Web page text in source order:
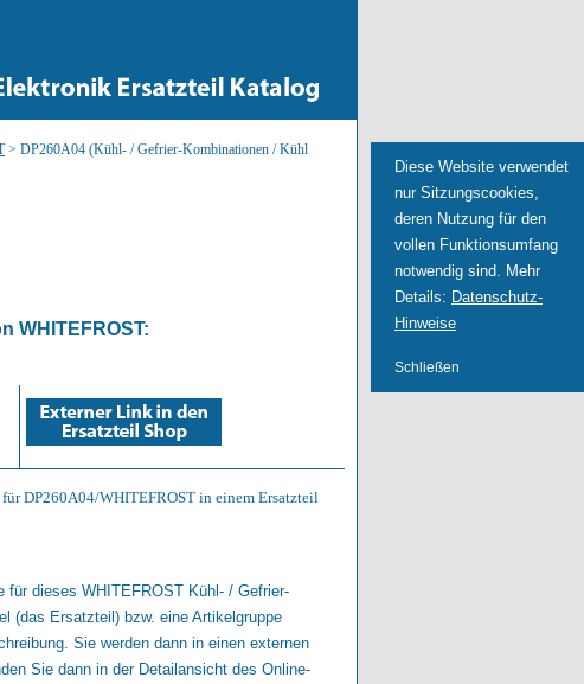
Diese Website verwendet
nur Sitzungscookies,
deren Nutzung für den
vollen Funktionsumfang
notwendig sind. Mehr
Details: Datenschutz-
Hinweise
Schließen
WHITEFROST:
DP260A04/WHITEFROST in einem Ersatzteil
für dieses WHITEFROST Kühl- / Gefrier-
(das Ersatzteil) bzw. eine Artikelgruppe
Sie werden dann in einen externen
Sie dann in der Detailansicht des Online-
> DP260A04 (Kühl- / Gefrier-Kombinationen / Kühl